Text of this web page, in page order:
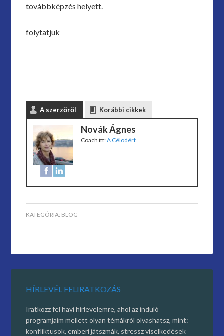
továbbképzés helyett.
folytatjuk
A szerzőről Korábbi cikkek
Novák Ágnes
Coach itt:A Célodért
KATEGÓRIA: BLOG
HÍRLEVÉL FELIRATKOZÁS
Iratkozz fel havi hírlevelemre, ahol az induló
programjaim mellett olyan témákról olvashatsz, mint:
konfliktusok, emberi játszmák, stressz viselkedések